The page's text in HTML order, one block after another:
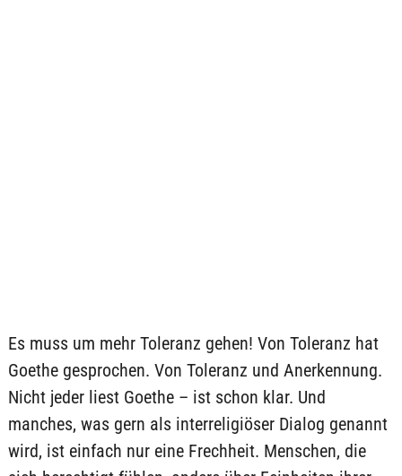
Es muss um mehr Toleranz gehen! Von Toleranz hat
Goethe gesprochen. Von Toleranz und Anerkennung.
Nicht jeder liest Goethe – ist schon klar. Und
manches, was gern als interreligiöser Dialog genannt
wird, ist einfach nur eine Frechheit. Menschen, die